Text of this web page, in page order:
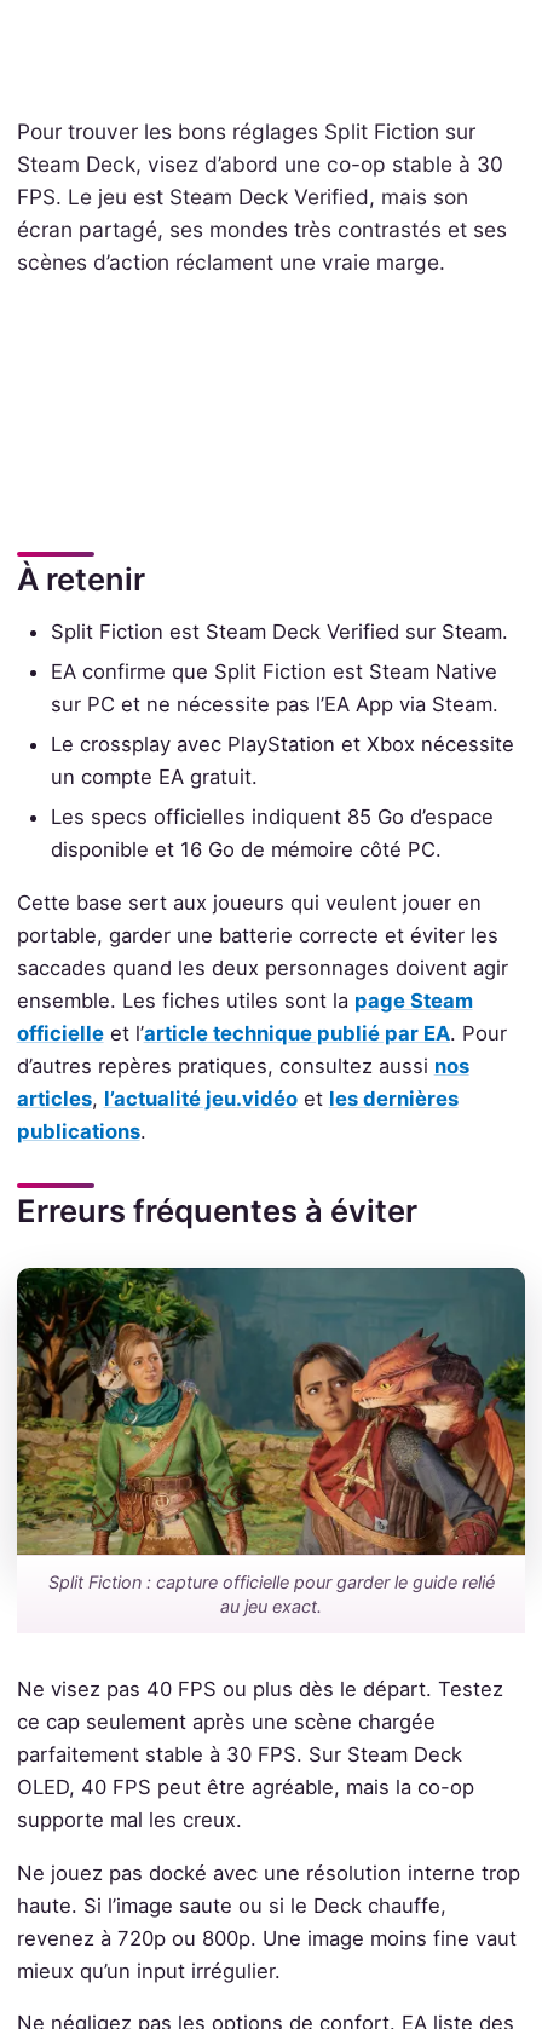
Pour trouver les bons réglages Split Fiction sur
Steam Deck, visez d’abord une co-op stable à 30
FPS. Le jeu est Steam Deck Verified, mais son
écran partagé, ses mondes très contrastés et ses
scènes d’action réclament une vraie marge.
À retenir
Split Fiction est Steam Deck Verified sur Steam.
EA confirme que Split Fiction est Steam Native
sur PC et ne nécessite pas l’EA App via Steam.
Le crossplay avec PlayStation et Xbox nécessite
un compte EA gratuit.
Les specs officielles indiquent 85 Go d’espace
disponible et 16 Go de mémoire côté PC.
Cette base sert aux joueurs qui veulent jouer en
portable, garder une batterie correcte et éviter les
saccades quand les deux personnages doivent agir
ensemble. Les fiches utiles sont la page Steam
officielleet l’article technique publié par EA. Pour
d’autres repères pratiques, consultez aussi nos
articles, l’actualité jeu.vidéoet les dernières
publications.
Erreurs fréquentes à éviter
Split Fiction : capture officielle pour garder le guide relié
au jeu exact.
Ne visez pas 40 FPS ou plus dès le départ. Testez
ce cap seulement après une scène chargée
parfaitement stable à 30 FPS. Sur Steam Deck
OLED, 40 FPS peut être agréable, mais la co-op
supporte mal les creux.
Ne jouez pas docké avec une résolution interne trop
haute. Si l’image saute ou si le Deck chauffe,
revenez à 720p ou 800p. Une image moins fine vaut
mieux qu’un input irrégulier.
Ne négligez pas les options de confort. EA liste des